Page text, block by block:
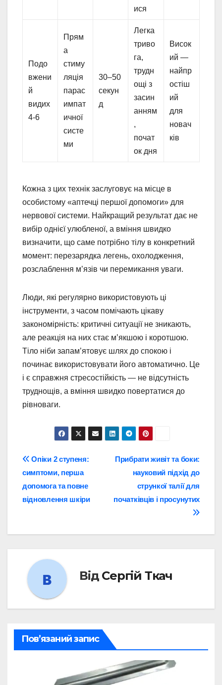
ися
Подо
вжени
й
видих
4-6
Прям
а
стиму
ляція
парас
импат
ичної
систе
ми
30–50
секун
д
Легка
триво
га,
трудн
ощі з
засин
анням
,
почат
ок дня
Висок
ий —
найпр
остіш
ий
для
новач
ків
Кожна з цих технік заслуговує на місце в
особистому «аптечці першої допомоги» для
нервової системи. Найкращий результат дає не
вибір однієї улюбленої, а вміння швидко
визначити, що саме потрібно тілу в конкретний
момент: перезарядка легень, охолодження,
розслаблення м’язів чи перемикання уваги.
Люди, які регулярно використовують ці
інструменти, з часом помічають цікаву
закономірність: критичні ситуації не зникають,
але реакція на них стає м’якшою і коротшою.
Тіло ніби запам’ятовує шлях до спокою і
починає використовувати його автоматично. Це
і є справжня стресостійкість — не відсутність
труднощів, а вміння швидко повертатися до
рівноваги.
Навігація
записів
Прибрати живіт та боки:
науковий підхід до
стрункої талії для
початківців і просунутих
Опіки 2 ступеня:
симптоми, перша
допомога та повне
відновлення шкіри
Від Сергій Ткач
Пов’язаний запис